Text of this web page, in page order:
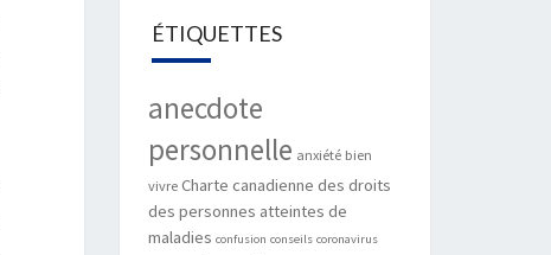
ÉTIQUETTES
anecdote
personnelle anxiété bien
vivre Charte canadienne des droits
des personnes atteintes de
maladies confusion conseils coronavirus